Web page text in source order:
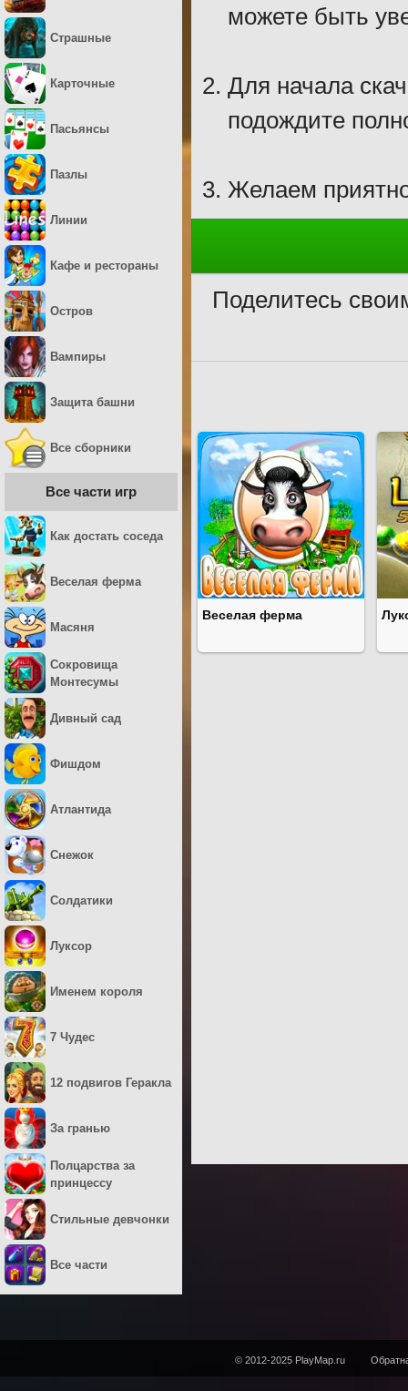
можете быть
Для начала
подождите
Желаем
Поделитесь
Веселая ферма
Страшные
Карточные
Пасьянсы
Пазлы
Линии
Кафе и рестораны
Остров
Вампиры
Защита башни
Все сборники
Все части игр
Как достать соседа
Веселая ферма
Масяня
Сокровища
Монтесумы
Дивный сад
Фишдом
Атлантида
Снежок
Солдатики
Луксор
Именем короля
7 Чудес
12 подвигов Геракла
За гранью
Полцарства за
принцессу
Стильные девчонки
Все части
© 2012-2025 PlayMap.ru